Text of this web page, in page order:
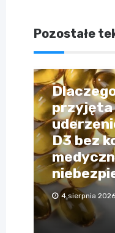
Pozostałe
przyjęta
D3 bez
4 sierpnia 2026